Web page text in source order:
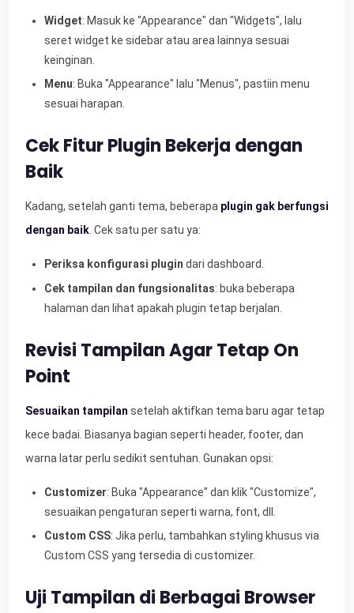
Widget: Masuk ke "Appearance" dan "Widgets", lalu
seret widget ke sidebar atau area lainnya sesuai
keinginan.
Menu: Buka "Appearance" lalu "Menus", pastiin menu
sesuai harapan.
Cek Fitur Plugin Bekerja dengan
Baik
Kadang, setelah ganti tema, beberapa plugin gak berfungsi
dengan baik. Cek satu per satu ya:
Periksa konfigurasi plugin dari dashboard.
Cek tampilan dan fungsionalitas: buka beberapa
halaman dan lihat apakah plugin tetap berjalan.
Revisi Tampilan Agar Tetap On
Point
Sesuaikan tampilan setelah aktifkan tema baru agar tetap
kece badai. Biasanya bagian seperti header, footer, dan
warna latar perlu sedikit sentuhan. Gunakan opsi:
Customizer: Buka "Appearance" dan klik "Customize",
sesuaikan pengaturan seperti warna, font, dll.
Custom CSS: Jika perlu, tambahkan styling khusus via
Custom CSS yang tersedia di customizer.
Uji Tampilan di Berbagai Browser